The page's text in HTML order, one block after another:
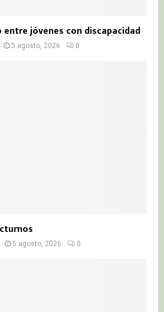
entre jóvenes con discapacidad
5 agosto, 2026 0
5 agosto, 2026 0